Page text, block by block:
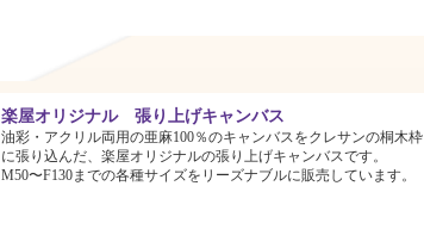
楽屋オリジナル 張り上げキャンバス
油彩・アクリル両用の亜麻100％のキャンバスをクレサンの桐木枠
に張り込んだ、楽屋オリジナルの張り上げキャンバスです。
M50〜F130までの各種サイズをリーズナブルに販売しています。